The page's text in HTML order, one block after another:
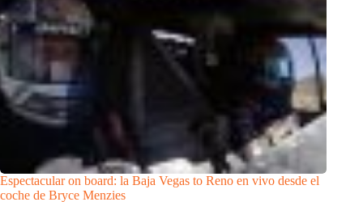
Espectacular on board: la Baja Vegas to Reno en vivo desde el
coche de Bryce Menzies